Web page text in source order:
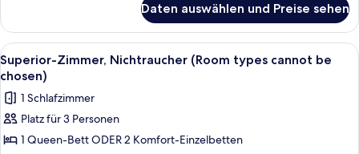
Nichtraucher,
Eckzimmer
(with
City
Daten auswählen und Preise sehen
Alle
Fotos
für
Superior-
Zimmer,
Nichtraucher
Ein Hotelkorridor mit Sternenlogo
10
Superior-Zimmer, Nichtraucher (Room types cannot be
chosen)
1 Schlafzimmer
Platz für 3 Personen
1 Queen-Bett ODER 2 Komfort-Einzelbetten